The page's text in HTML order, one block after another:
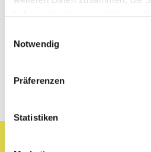
Notwendig
Präferenzen
Statistiken
zeitgenössischer Musik und